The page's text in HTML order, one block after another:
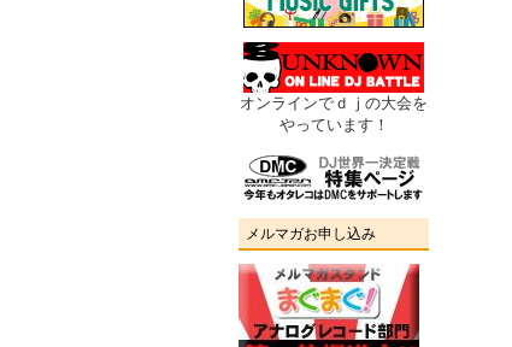
オンラインでｄｊの大会を
やっています！
メルマガお申し込み